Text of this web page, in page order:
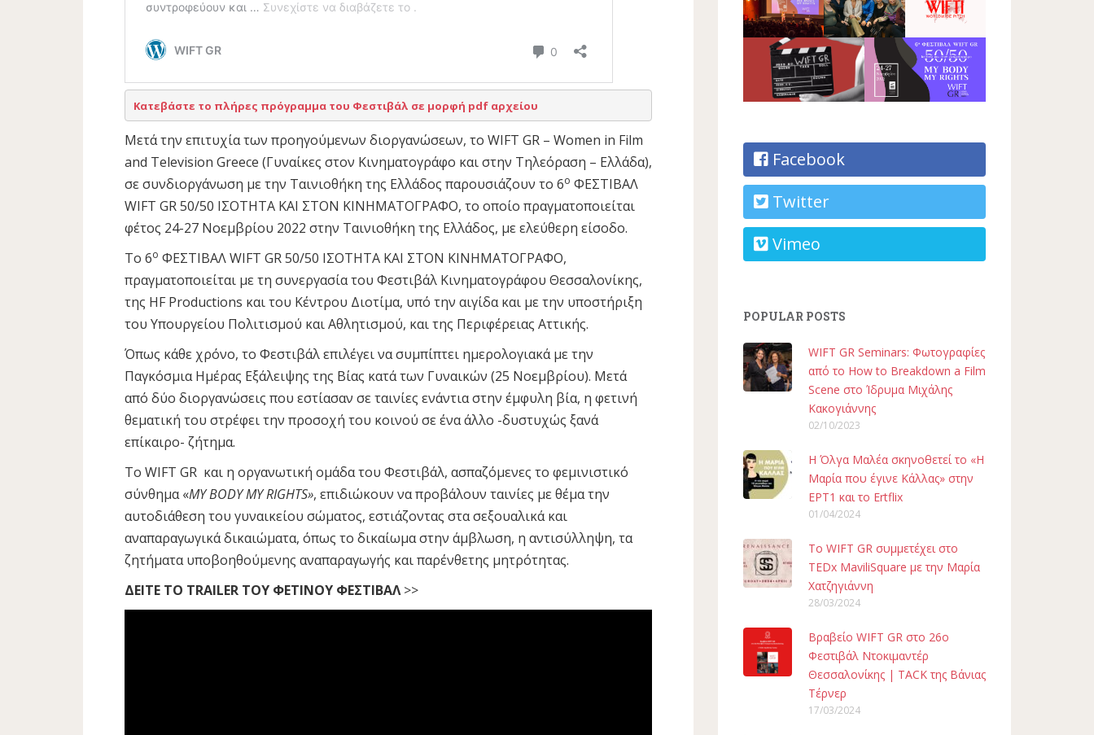
Κατεβάστε το πλήρες πρόγραμμα του Φεστιβάλ σε μορφή pdf αρχείου
Μετά την επιτυχία των προηγούμενων διοργανώσεων, το WIFT GR – Women in Film
and Television Greece (Γυναίκες στον Κινηματογράφο και στην Τηλεόραση – Ελλάδα),
σε συνδιοργάνωση με την Ταινιοθήκη της Ελλάδος παρουσιάζουν το 6ο ΦΕΣΤΙΒΑΛ
WIFT GR 50/50 ΙΣΟΤΗΤΑ ΚΑΙ ΣΤΟΝ ΚΙΝΗΜΑΤΟΓΡΑΦΟ, το οποίο πραγματοποιείται
φέτος 24-27 Νοεμβρίου 2022 στην Ταινιοθήκη της Ελλάδος, με ελεύθερη είσοδο.
Το 6ο ΦΕΣΤΙΒΑΛ WIFT GR 50/50 ΙΣΟΤΗΤΑ ΚΑΙ ΣΤΟΝ ΚΙΝΗΜΑΤΟΓΡΑΦΟ,
πραγματοποιείται με τη συνεργασία του Φεστιβάλ Κινηματογράφου Θεσσαλονίκης,
της HF Productions και του Κέντρου Διοτίμα, υπό την αιγίδα και με την υποστήριξη
του Υπουργείου Πολιτισμού και Αθλητισμού, και της Περιφέρειας Αττικής.
Όπως κάθε χρόνο, το Φεστιβάλ επιλέγει να συμπίπτει ημερολογιακά με την
Παγκόσμια Ημέρας Εξάλειψης της Βίας κατά των Γυναικών (25 Νοεμβρίου). Μετά
από δύο διοργανώσεις που εστίασαν σε ταινίες ενάντια στην έμφυλη βία, η φετινή
θεματική του στρέφει την προσοχή του κοινού σε ένα άλλο -δυστυχώς ξανά
επίκαιρο- ζήτημα.
Το WIFT GR και η οργανωτική ομάδα του Φεστιβάλ, ασπαζόμενες το φεμινιστικό
σύνθημα «MY BODY MY RIGHTS», επιδιώκουν να προβάλουν ταινίες με θέμα την
αυτοδιάθεση του γυναικείου σώματος, εστιάζοντας στα σεξουαλικά και
αναπαραγωγικά δικαιώματα, όπως το δικαίωμα στην άμβλωση, η αντισύλληψη, τα
ζητήματα υποβοηθούμενης αναπαραγωγής και παρένθετης μητρότητας.
ΔΕΙΤΕ ΤΟ TRAILER ΤΟΥ ΦΕΤΙΝΟΥ ΦΕΣΤΙΒΑΛ>>
Facebook
Twitter
Vimeo
POPULAR POSTS
WIFT GR Seminars: Φωτογραφίες
από το How to Breakdown a Film
Scene στο Ίδρυμα Μιχάλης
Κακογιάννης
02/10/2023
H Όλγα Μαλέα σκηνοθετεί το «Η
Μαρία που έγινε Κάλλας» στην
ΕΡΤ1 και το Ertflix
01/04/2024
To WIFT GR συμμετέχει στο
TEDx MaviliSquare με την Μαρία
Χατζηγιάννη
28/03/2024
Βραβείο WIFT GR στο 26ο
Φεστιβάλ Ντοκιμαντέρ
Θεσσαλονίκης | TACK της Βάνιας
Τέρνερ
17/03/2024